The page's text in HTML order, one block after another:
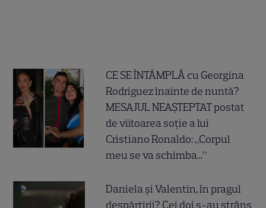
CE SE ÎNTÂMPLĂ cu Georgina
Rodriguez înainte de nuntă?
MESAJUL NEAȘTEPTAT postat
de viitoarea soție a lui
Cristiano Ronaldo: „Corpul
meu se va schimba...”
Daniela și Valentin, în pragul
despărțirii? Cei doi s-au strâns